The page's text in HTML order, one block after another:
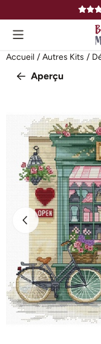
Préférences de
Accueil / Autres Kits /
Aperçu